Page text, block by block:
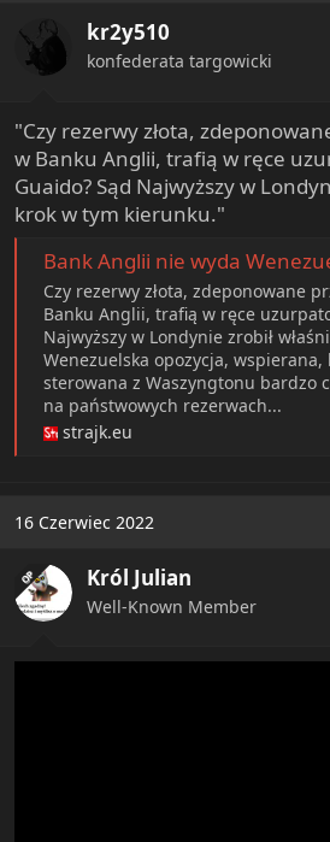
kr2y510
konfederata targowicki
"Czy rezerwy złota,
w Banku Anglii, trafią w ręce
Guaido? Sąd Najwyższy w
krok w tym kierunku."
Bank Anglii nie wyda Wenezueli jej własnych rezerw złota. Londyn jak
Czy rezerwy złota, zdeponowane
Banku Anglii, trafią w ręce
Najwyższy w Londynie zrobił
Wenezuelska opozycja,
sterowana z Waszyngtonu bardzo
na państwowych rezerwach...
strajk.eu
16 Czerwiec 2022
OP Król Julian
Well-Known Member